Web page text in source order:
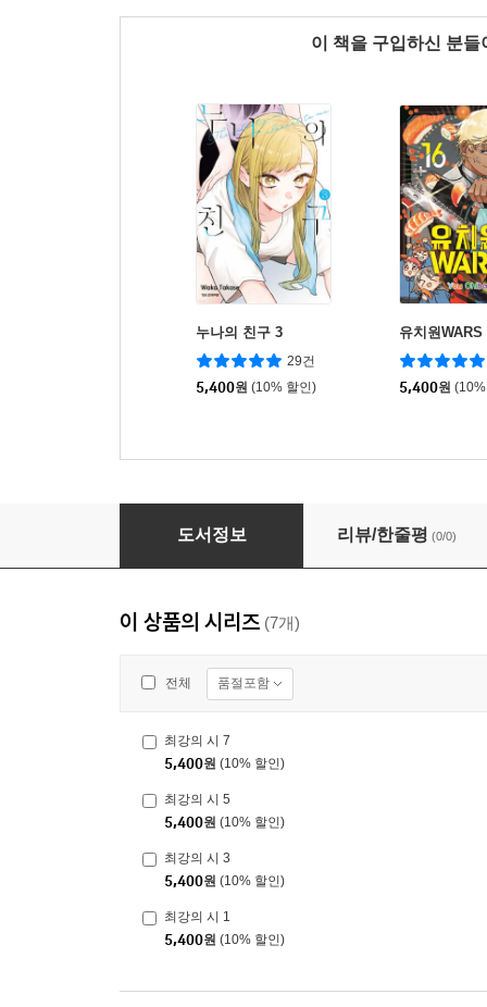
이 책을 구입하신 분
누나의 친구 3
29건
5,400원 (10% 할인)
유치원WARS
5,400원
최강의 시 6
도서정보 리뷰/한줄평 (0/0)
이 상품의 시리즈 (7개)
전체 품절포함
최강의 시 7
5,400원 (10% 할인)
최강의 시 5
5,400원 (10% 할인)
최강의 시 3
5,400원 (10% 할인)
최강의 시 1
5,400원 (10% 할인)